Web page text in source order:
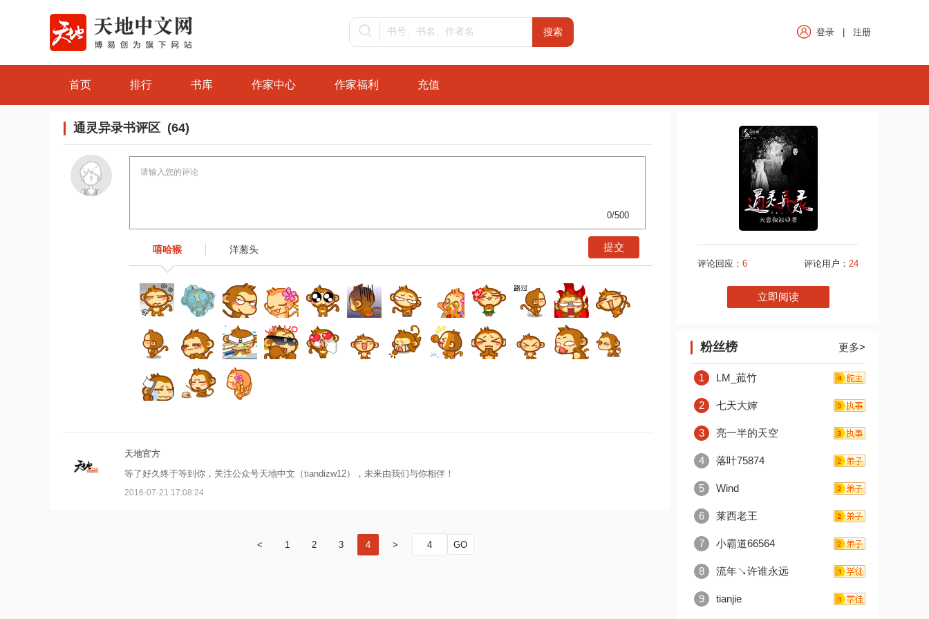
登录 注册
首页 排行 书库 作家中心 作家福利 充值
通灵异录书评区 (64)
0/500
嘻哈猴 洋葱头
天地官方
等了好久终于等到你，关注公众号天地中文（tiandizw12），未来由我们与你相伴！
2016-07-21 17:08:24
< 1 2 3 4 >
评论回应： 6 评论用户： 24
立即阅读
粉丝榜 更多>
1 LM_菰竹
2 七天大婶
3 亮一半的天空
4 落叶75874
5 Wind
6 莱西老王
7 小霸道66564
8 流年↘许谁永远
9 tianjie